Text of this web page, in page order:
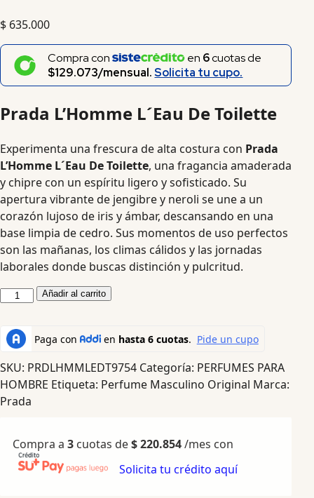
$ 635.000
Compra con en 6cuotas de
$129.073/mensual.Solicita tu cupo.
Prada L’Homme L´Eau De Toilette
Experimenta una frescura de alta costura con Prada
L’Homme L´Eau De Toilette, una fragancia amaderada
y chipre con un espíritu ligero y sofisticado. Su
apertura vibrante de jengibre y neroli se une a un
corazón lujoso de iris y ámbar, descansando en una
base limpia de cedro. Sus momentos de uso perfectos
son las mañanas, los climas cálidos y las jornadas
laborales donde buscas distinción y pulcritud.
Añadir al carrito
SKU: PRDLHMMLEDT9754 Categoría: PERFUMES PARA
HOMBRE Etiqueta: Perfume Masculino Original Marca:
Prada
Compra a 3 cuotas de$220.854/mes con
Solicita tu crédito aquí